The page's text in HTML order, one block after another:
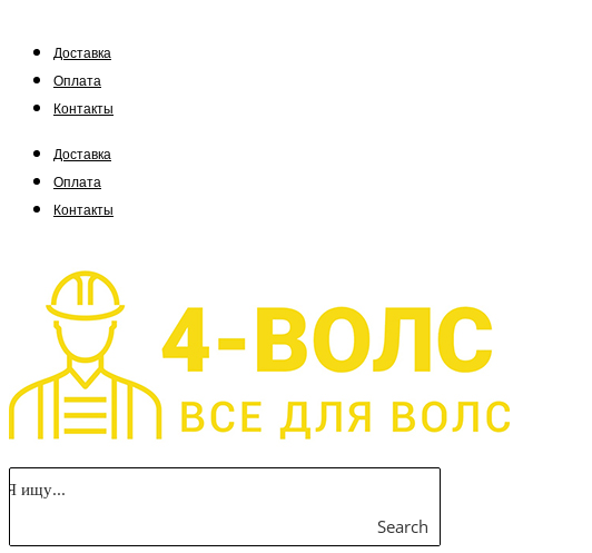
Доставка
Оплата
Контакты
Доставка
Оплата
Контакты
Search